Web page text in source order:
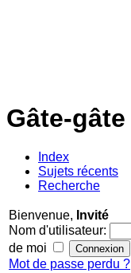
Gâte-gâte
Index
Sujets récents
Recherche
Bienvenue, Invité
Nom d'utilisateur:
de moi
Mot de passe perdu ?